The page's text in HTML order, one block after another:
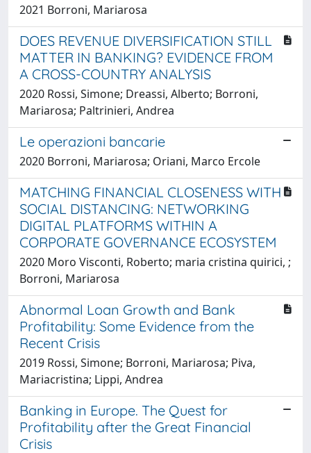
2021 Borroni, Mariarosa
DOES REVENUE DIVERSIFICATION STILL
MATTER IN BANKING? EVIDENCE FROM
A CROSS-COUNTRY ANALYSIS
2020 Rossi, Simone; Dreassi, Alberto; Borroni,
Mariarosa; Paltrinieri, Andrea
Le operazioni bancarie
2020 Borroni, Mariarosa; Oriani, Marco Ercole
MATCHING FINANCIAL CLOSENESS WITH
SOCIAL DISTANCING: NETWORKING
DIGITAL PLATFORMS WITHIN A
CORPORATE GOVERNANCE ECOSYSTEM
2020 Moro Visconti, Roberto; maria cristina quirici, ;
Borroni, Mariarosa
Abnormal Loan Growth and Bank
Profitability: Some Evidence from the
Recent Crisis
2019 Rossi, Simone; Borroni, Mariarosa; Piva,
Mariacristina; Lippi, Andrea
Banking in Europe. The Quest for
Profitability after the Great Financial
Crisis